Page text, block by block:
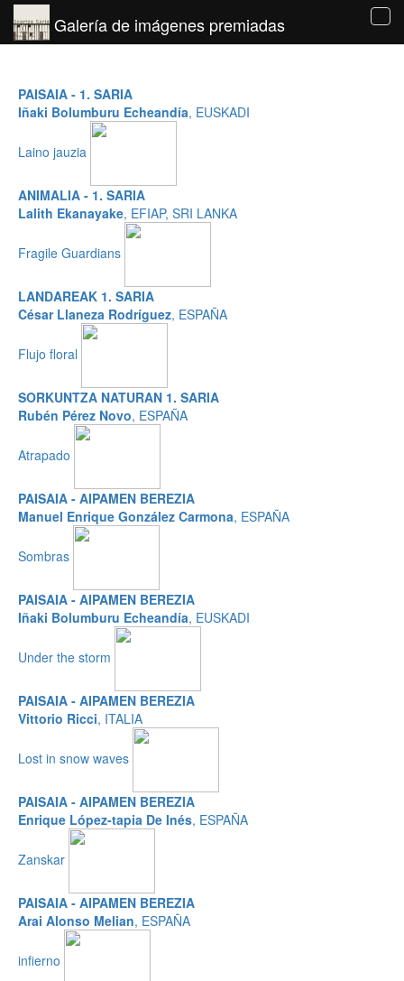
Galería de imágenes premiadas
PAISAIA - 1. SARIA
Iñaki Bolumburu Echeandía, EUSKADI
Laino jauzia
ANIMALIA - 1. SARIA
Lalith Ekanayake, EFIAP, SRI LANKA
Fragile Guardians
LANDAREAK 1. SARIA
César Llaneza Rodríguez, ESPAÑA
Flujo floral
SORKUNTZA NATURAN 1. SARIA
Rubén Pérez Novo, ESPAÑA
Atrapado
PAISAIA - AIPAMEN BEREZIA
Manuel Enrique González Carmona, ESPAÑA
Sombras
PAISAIA - AIPAMEN BEREZIA
Iñaki Bolumburu Echeandía, EUSKADI
Under the storm
PAISAIA - AIPAMEN BEREZIA
Vittorio Ricci, ITALIA
Lost in snow waves
PAISAIA - AIPAMEN BEREZIA
Enrique López-tapia De Inés, ESPAÑA
Zanskar
PAISAIA - AIPAMEN BEREZIA
Arai Alonso Melian, ESPAÑA
infierno